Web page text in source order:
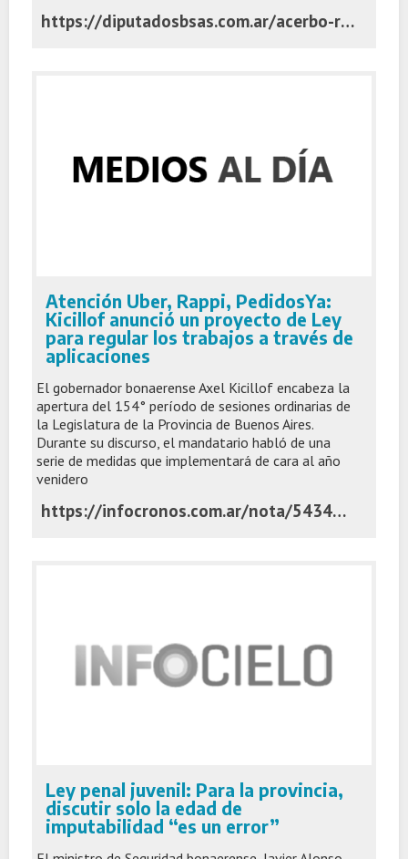
https://diputadosbsas.com.ar/acerbo-respaldo-apertura-sesiones-kicillof/
Atención Uber, Rappi, PedidosYa:
Kicillof anunció un proyecto de Ley
para regular los trabajos a través de
aplicaciones
El gobernador bonaerense Axel Kicillof encabeza la
apertura del 154° período de sesiones ordinarias de
la Legislatura de la Provincia de Buenos Aires.
Durante su discurso, el mandatario habló de una
serie de medidas que implementará de cara al año
venidero
https://infocronos.com.ar/nota/54342/atencion-uber-rappi-pedidosya-kicillof-anuncio-un-proyecto-de-ley-para-regular-los-trabajos-a-traves-de-aplicaciones/
Ley penal juvenil: Para la provincia,
discutir solo la edad de
imputabilidad “es un error”